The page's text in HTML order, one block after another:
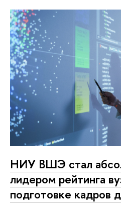
НИУ ВШЭ стал
лидером рейтинга
подготовке кадров